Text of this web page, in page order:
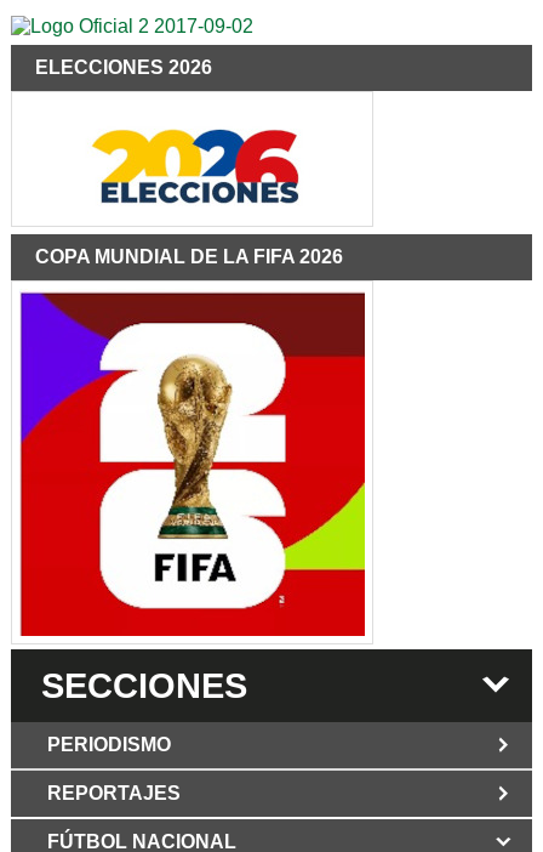
ELECCIONES 2026
COPA MUNDIAL DE LA FIFA 2026
SECCIONES
PERIODISMO
Los Periodist@s
El silencio del poder. Hay otro mártir de la
REPORTAJES
FÚTBOL NACIONAL